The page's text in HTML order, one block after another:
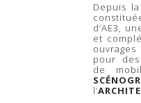
Depuis
d’AE3,
et
pour des
de
l’